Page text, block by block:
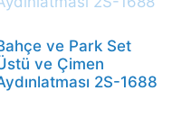
ve Park Set
ve Çimen
2S-1688